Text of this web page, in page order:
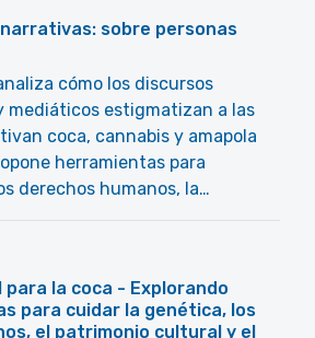
sobre personas
cómo los discursos
mediáticos estigmatizan a las
coca, cannabis y amapola
herramientas para
derechos humanos, la…
la coca - Explorando
para cuidar la genética, los
el patrimonio cultural y el